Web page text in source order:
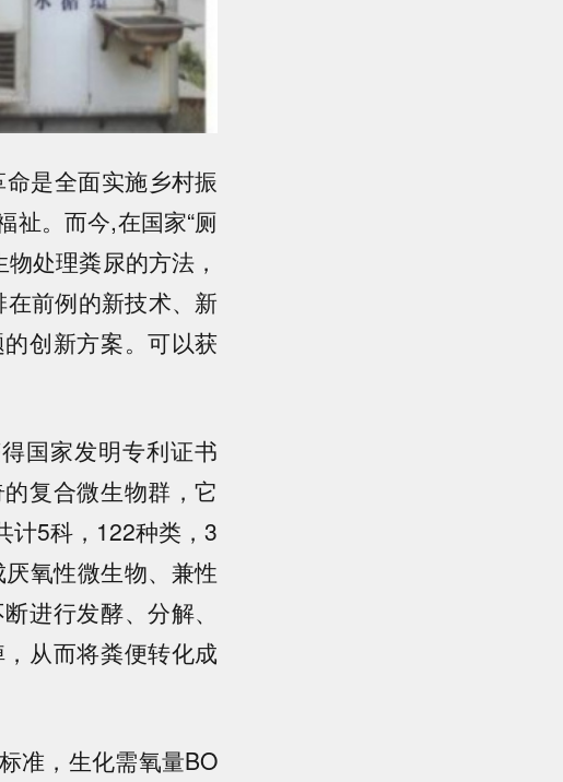
是全面实施乡村振
祉。而今,在国家“厕
处理粪尿的方法，
前例的新技术、新
创新方案。可以获
国家发明专利证书
复合微生物群，它
计5科，122种类，3
氧性微生物、兼性
进行发酵、分解、
从而将粪便转化成
准，生化需氧量BO